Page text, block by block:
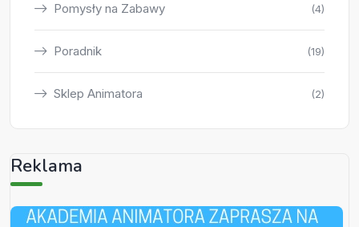
Pomysły na Zabawy (4)
Poradnik (19)
Sklep Animatora (2)
Reklama